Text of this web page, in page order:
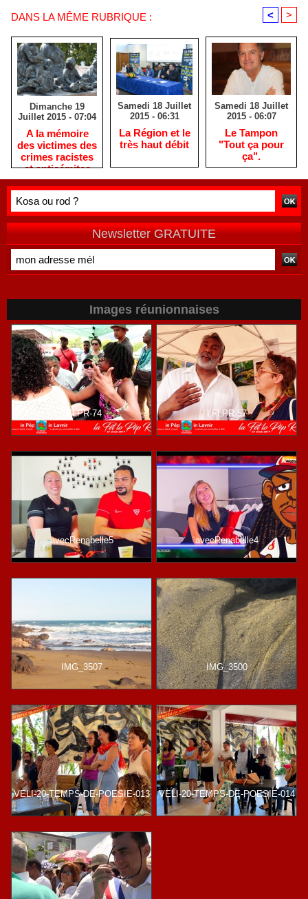
DANS LA MÊME RUBRIQUE : < >
Dimanche 19
Juillet 2015 - 07:04
A la mémoire
des victimes des
crimes racistes
et antisémites
Samedi 18 Juillet
2015 - 06:31
La Région et le
très haut débit
Samedi 18 Juillet
2015 - 06:07
Le Tampon
"Tout ça pour
ça".
Newsletter GRATUITE
Images réunionnaises
LFLPR-74 LFLPR-57
avecRenabelle5 avecRenabelle4
IMG_3507 IMG_3500
VELI-20-TEMPS-DE-POESIE-013 VELI-20-TEMPS-DE-POESIE-014